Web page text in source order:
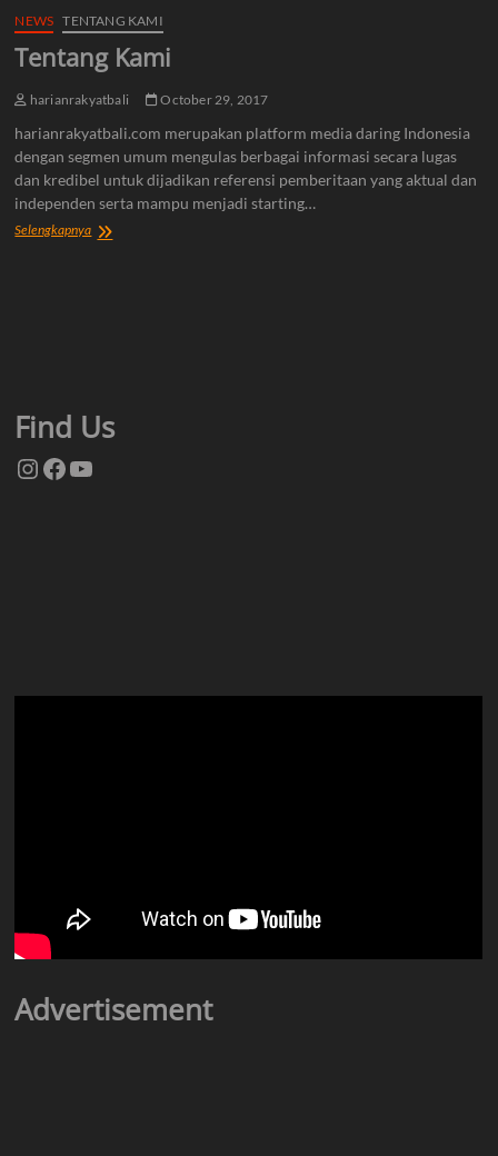
NEWS TENTANG KAMI
Tentang Kami
harianrakyatbali October 29, 2017
harianrakyatbali.com merupakan platform media daring Indonesia
dengan segmen umum mengulas berbagai informasi secara lugas
dan kredibel untuk dijadikan referensi pemberitaan yang aktual dan
independen serta mampu menjadi starting…
SelengkapnyaTentang
Find Us
Instagram
Facebook
YouTube
Advertisement